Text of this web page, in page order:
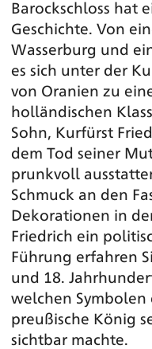
Barockschloss hat
Geschichte. Von
Wasserburg und
es sich unter der
von Oranien zu
holländischen
Sohn, Kurfürst
dem Tod seiner
prunkvoll
Schmuck an den
Dekorationen in
Friedrich ein
Führung erfahren
und 18.
welchen
preußische König
sichtbar machte.